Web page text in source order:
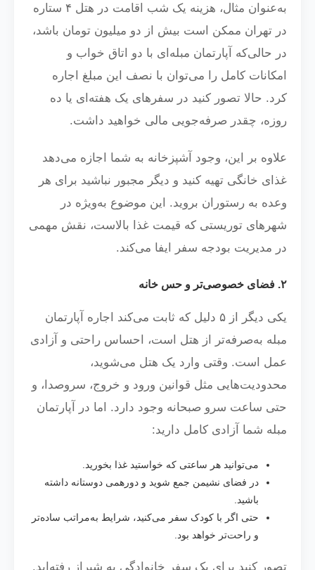
به‌عنوان مثال، هزینه یک شب اقامت در هتل ۴ ستاره
در تهران ممکن است بیش از دو میلیون تومان باشد،
در حالی‌که آپارتمان مبله‌ای با دو اتاق خواب و
امکانات کامل را می‌توان با نصف این مبلغ اجاره
کرد. حالا تصور کنید در سفرهای یک هفته‌ای یا ده
روزه، چقدر صرفه‌جویی مالی خواهید داشت.
علاوه بر این، وجود آشپزخانه به شما اجازه می‌دهد
غذای خانگی تهیه کنید و دیگر مجبور نباشید برای هر
وعده به رستوران بروید. این موضوع به‌ویژه در
شهرهای توریستی که قیمت غذا بالاست، نقش مهمی
در مدیریت بودجه سفر ایفا می‌کند.
۲. فضای خصوصی‌تر و حس خانه
یکی دیگر از ۵ دلیل که ثابت می‌کند اجاره آپارتمان
مبله به‌صرفه‌تر از هتل است، احساس راحتی و آزادی
عمل است. وقتی وارد یک هتل می‌شوید،
محدودیت‌هایی مثل قوانین ورود و خروج، سروصدا، و
حتی ساعت سرو صبحانه وجود دارد. اما در آپارتمان
مبله شما آزادی کامل دارید:
می‌توانید هر ساعتی که خواستید غذا بخورید.
در فضای نشیمن جمع شوید و دورهمی دوستانه داشته
باشید.
حتی اگر با کودک سفر می‌کنید، شرایط به‌مراتب ساده‌تر
و راحت‌تر خواهد بود.
تصور کنید برای یک سفر خانوادگی به شیراز رفته‌اید.